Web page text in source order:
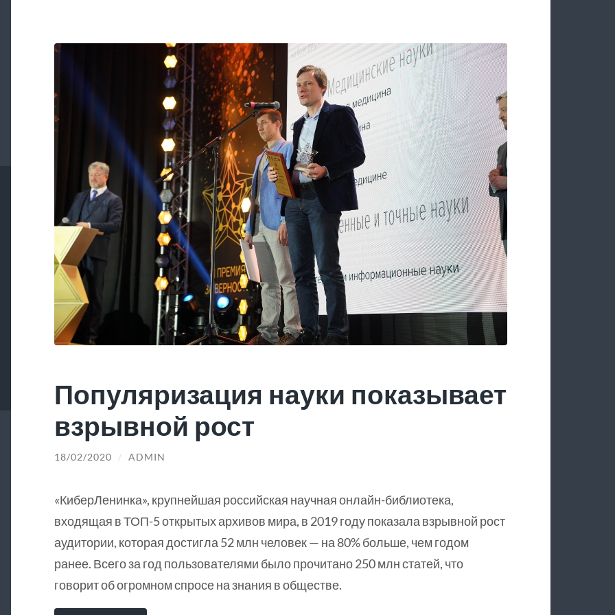
Популяризация науки показывает
взрывной рост
18/02/2020 / ADMIN
«КиберЛенинка», крупнейшая российская научная онлайн-библиотека,
входящая в ТОП-5 открытых архивов мира, в 2019 году показала взрывной рост
аудитории, которая достигла 52 млн человек — на 80% больше, чем годом
ранее. Всего за год пользователями было прочитано 250 млн статей, что
говорит об огромном спросе на знания в обществе.